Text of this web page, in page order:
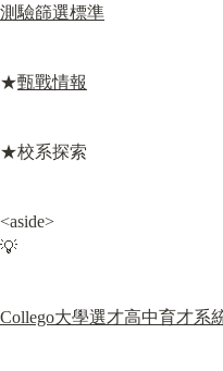
測驗篩選標準
★甄戰情報
★校系探索
<aside>
💡
Collego大學選才高中育才系